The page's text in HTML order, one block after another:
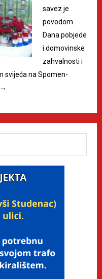
savez je
povodom
Dana pobjede
i domovinske
zahvalnosti i
svijeća na Spomen-
→